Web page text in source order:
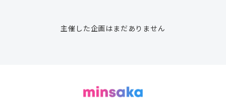
主催した企画はまだありません